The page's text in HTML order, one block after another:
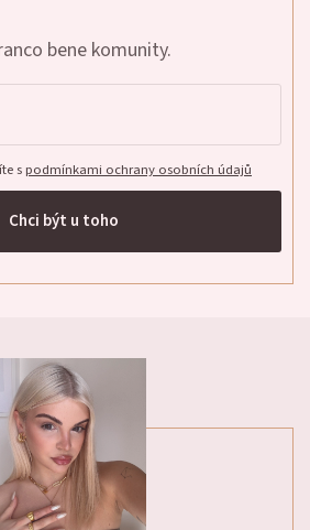
bene komunity.
s podmínkami ochrany osobních údajů
Chci být u toho